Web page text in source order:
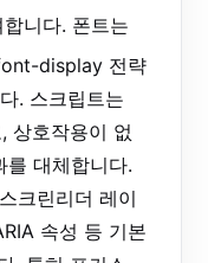
니다. 폰트는
display 전략
. 스크립트는
상호작용이 없
를 대체합니다.
크린리더 레이
속성 등 기본